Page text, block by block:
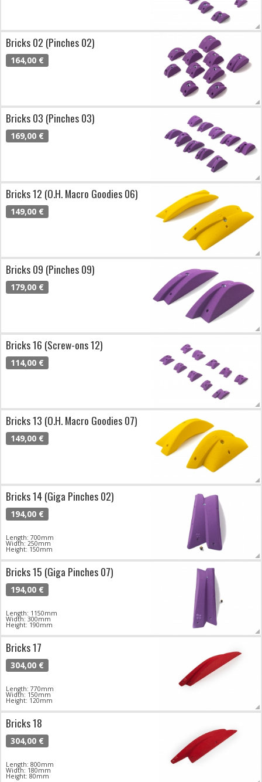
Bricks 02 (Pinches 02)
164,00 €
Bricks 03 (Pinches 03)
169,00 €
Bricks 12 (O.H. Macro Goodies 06)
149,00 €
Bricks 09 (Pinches 09)
179,00 €
Bricks 16 (Screw-ons 12)
114,00 €
Bricks 13 (O.H. Macro Goodies 07)
149,00 €
Bricks 14 (Giga Pinches 02)
194,00 €
Length: 700mm
Width: 250mm
Height: 150mm
Bricks 15 (Giga Pinches 07)
194,00 €
Length: 1150mm
Width: 300mm
Height: 190mm
Bricks 17
304,00 €
Length: 770mm
Width: 150mm
Height: 120mm
Bricks 18
304,00 €
Length: 800mm
Width: 180mm
Height: 80mm